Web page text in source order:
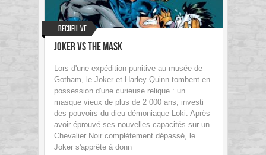
Recueil VF
Joker vs the Mask
Lors d'une expédition punitive au musée de
Gotham, le Joker et Harley Quinn tombent en
possession d'une curieuse relique : un
masque vieux de plus de 2 000 ans, investi
des pouvoirs du dieu démoniaque Loki. Après
avoir éprouvé ses nouvelles capacités sur un
Chevalier Noir complètement dépassé, le
Joker s'apprête à donn